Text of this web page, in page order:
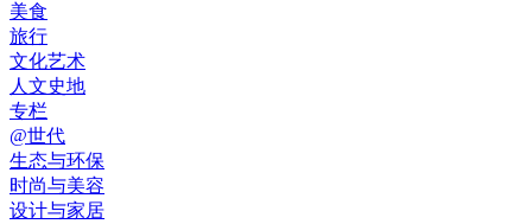
美食
旅行
文化艺术
人文史地
专栏
@世代
生态与环保
时尚与美容
设计与家居